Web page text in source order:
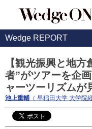
Wedge REPORT
【観光振興と地
者”がツアーを企
ャーツーリズムが
池上重輔 （ 早稲田大学 大学院